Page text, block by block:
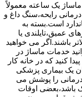
یک ساعته معمولاً
درمانی رایحه،سنگ داغ و
است.بسته به
عمیق،تایلندی یا
باشند.اگر می خواهید
خدمات ماساژ در
کنید که در خانه کار
یک بیماری پزشکی
درمانی را پوشش می
باشد،بعضی اوقات